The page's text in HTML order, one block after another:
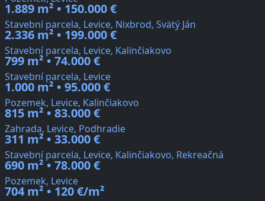
1.889 m² • 150.000 €
Stavební parcela, Levice, Nixbrod, Svätý Ján
2.336 m² • 199.000 €
Stavební parcela, Levice, Kalinčiakovo
799 m² • 74.000 €
Stavební parcela, Levice
1.000 m² • 95.000 €
Pozemek, Levice, Kalinčiakovo
815 m² • 83.000 €
Zahrada, Levice, Podhradie
311 m² • 33.000 €
Stavební parcela, Levice, Kalinčiakovo, Rekreačná
690 m² • 78.000 €
Pozemek, Levice
704 m² • 120 €/m²